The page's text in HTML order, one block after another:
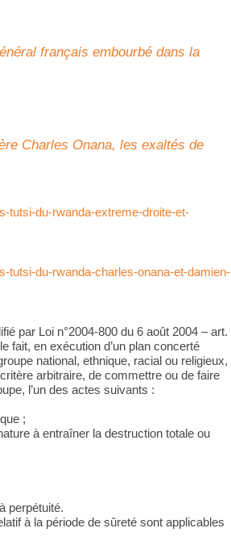
français embourbé dans la
Charles Onana, les exaltés de
tutsi-du-rwanda-extreme-droite-et-
tutsi-du-rwanda-charles-onana-et-damien-
par Loi n°2004-800 du 6 août 2004 – art.
fait, en exécution d’un plan concerté
national, ethnique, racial ou religieux,
arbitraire, de commettre ou de faire
l’un des actes suivants :
;
à entraîner la destruction totale ou
perpétuité.
à la période de sûreté sont applicables